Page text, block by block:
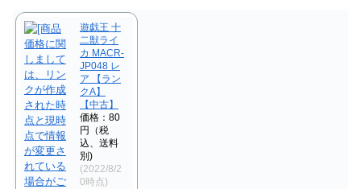
遊戯王 十
二獣ライ
カ MACR-
JP048 レ
ア 【ラン
クA】
【中古】
価格：80
円（税
込、送料
別)
(2022/8/2
0時点)